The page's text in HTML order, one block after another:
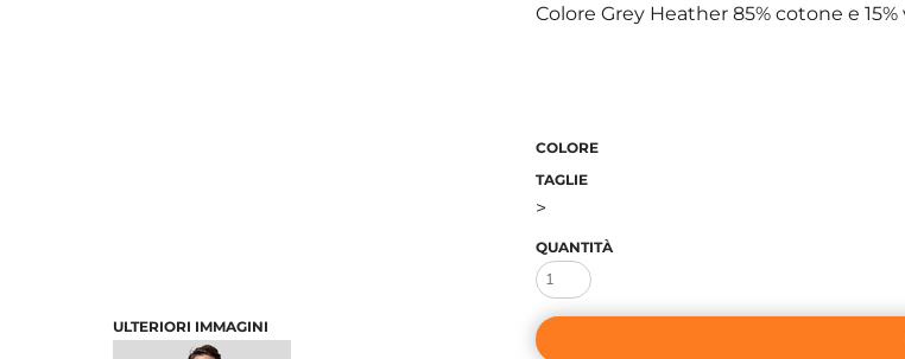
ULTERIORI IMMAGINI
Colore Grey Heather 85% cotone e 15%
COLORE
TAGLIE
>
QUANTITÀ